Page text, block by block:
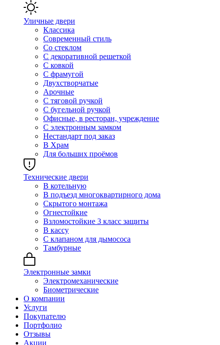
Уличные двери
Классика
Современный стиль
Со стеклом
С декоративной решеткой
С ковкой
С фрамугой
Двухстворчатые
Арочные
С тяговой ручкой
С бугельной ручкой
Офисные, в ресторан, учреждение
С электронным замком
Нестандарт под заказ
В Храм
Для больших проёмов
Технические двери
В котельную
В подъезд многоквартирного дома
Скрытого монтажа
Огнестойкие
Взломостойкие 3 класс защиты
В кассу
С клапаном для дымососа
Тамбурные
Электронные замки
Электромеханические
Биометрические
О компании
Услуги
Покупателю
Портфолио
Отзывы
Акции